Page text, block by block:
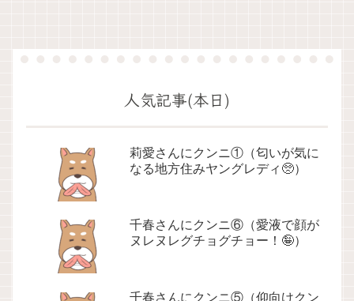
人気記事(本日)
莉愛さんにクンニ①（匂いが気に
なる地方住みヤングレディ🥺）
千春さんにクンニ⑥（愛液で顔が
ヌレヌレグチョグチョー！🤪）
千春さんにクンニ⑤（仰向けクン